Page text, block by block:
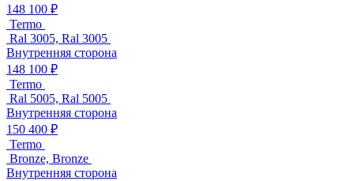
148 100 ₽
Termo
Ral 3005, Ral 3005
Внутренняя сторона
148 100 ₽
Termo
Ral 5005, Ral 5005
Внутренняя сторона
150 400 ₽
Termo
Bronze, Bronze
Внутренняя сторона